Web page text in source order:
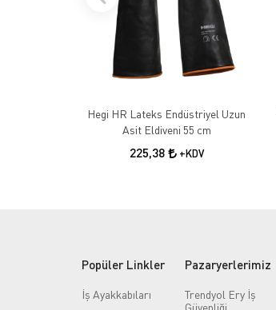
Hegi HR Lateks Endüstriyel Uzun
Asit Eldiveni 55 cm
225,38 +KDV
Popüler Linkler
İş Ayakkabıları
Pazaryerlerimiz
Trendyol Ery İş
Güvenliği